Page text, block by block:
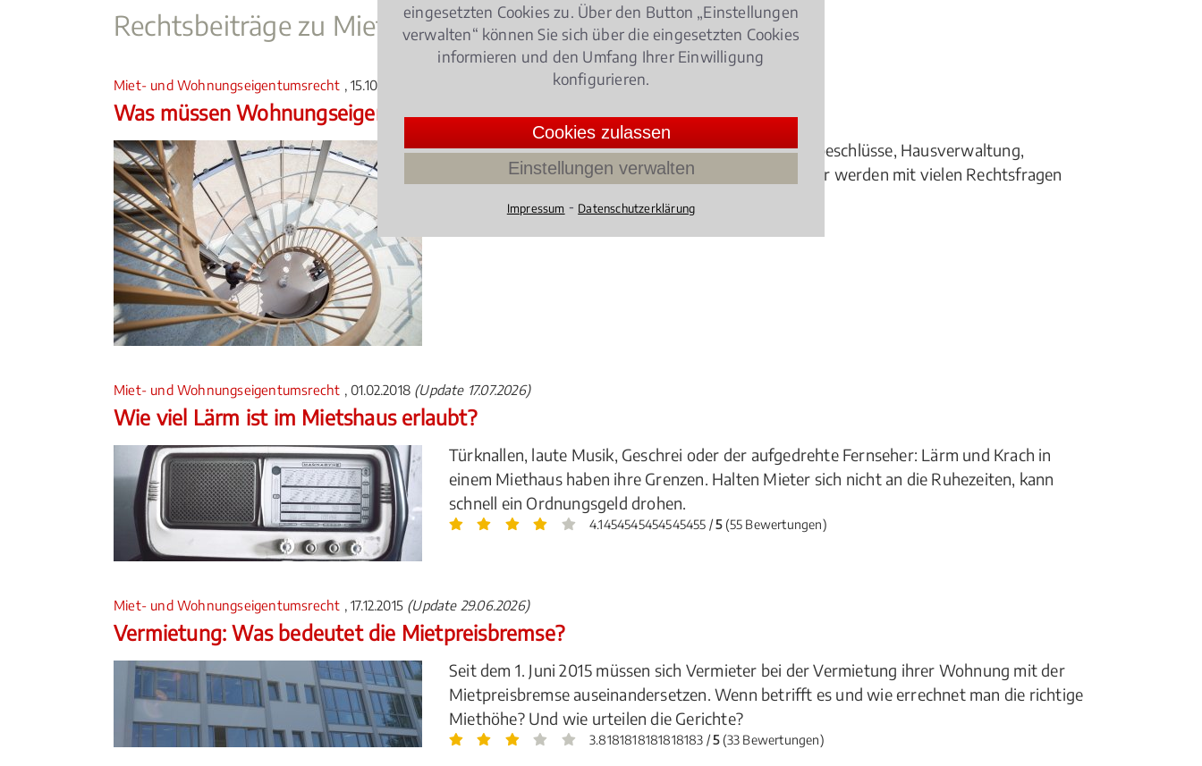
Rechtsbeiträge zu Mietrecht Wohnungseigentumsrecht
Miet- und Wohnungseigentumsrecht , 15.10.2015
Was müssen Wohnungseigentümer unbedingt beachten?
Wohnungseigentümerversammlungen, Eigentümerbeschlüsse, Hausverwaltung,
Instandhaltung und Nutzung – Wohnungseigentümer werden mit vielen Rechtsfragen
rund um ihre Immobilie konfrontiert.
4.068965517241379 /
Miet- und Wohnungseigentumsrecht , 01.02.2018 (Update 17.07.2026)
Wie viel Lärm ist im Mietshaus erlaubt?
Türknallen, laute Musik, Geschrei oder der aufgedrehte Fernseher: Lärm und Krach in
einem Miethaus haben ihre Grenzen. Halten Mieter sich nicht an die Ruhezeiten, kann
schnell ein Ordnungsgeld drohen.
4.1454545454545455 /5(55 Bewertungen)
Miet- und Wohnungseigentumsrecht , 17.12.2015 (Update 29.06.2026)
Vermietung: Was bedeutet die Mietpreisbremse?
Seit dem 1. Juni 2015 müssen sich Vermieter bei der Vermietung ihrer Wohnung mit der
Mietpreisbremse auseinandersetzen. Wenn betrifft es und wie errechnet man die richtige
Miethöhe? Und wie urteilen die Gerichte?
3.8181818181818183 /5(33 Bewertungen)
eingesetzten Cookies zu. Über den Button „Einstellungen
verwalten“ können Sie sich über die eingesetzten Cookies
informieren und den Umfang Ihrer Einwilligung
konfigurieren.
Cookies zulassen
Einstellungen verwalten
Impressum ⁃ Datenschutzerklärung